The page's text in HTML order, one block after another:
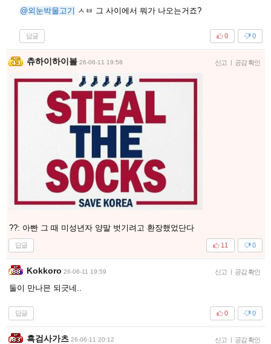
@외눈박물고기 ㅅㅂ 그 사이에서 뭐가 나오는거죠?
답글 0
0
츄하이하이볼 26-06-11 19:58 신고 | 공감 확인
??: 아빤 그 때 미성년자 양말 벗기려고 환장했었단다
답글 0
11
Kokkoro 26-06-11 19:59 신고 | 공감 확인
둘이 만나믄 되긋네..
답글 0
0
흑검사가츠 26-06-11 20:12 신고 | 공감 확인